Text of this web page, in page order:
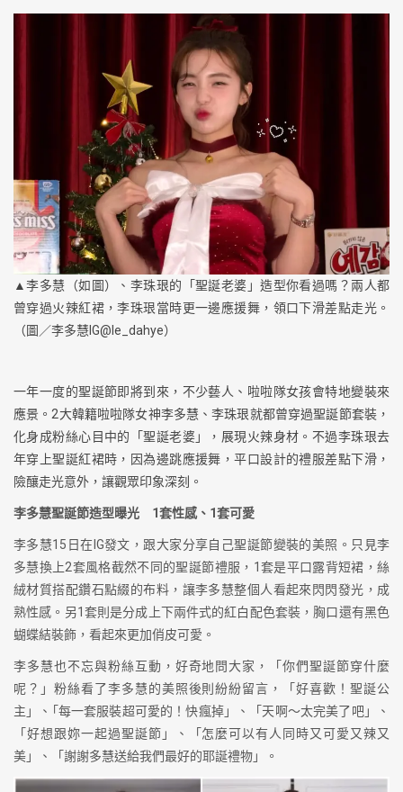
▲李多慧（如圖）、李珠珢的「聖誕老婆」造型你看過嗎？兩人都
曾穿過火辣紅裙，李珠珢當時更一邊應援舞，領口下滑差點走光。
（圖／李多慧IG@le_dahye）
一年一度的聖誕節即將到來，不少藝人、啦啦隊女孩會特地變裝來
應景。2大韓籍啦啦隊女神李多慧、李珠珢就都曾穿過聖誕節套裝，
化身成粉絲心目中的「聖誕老婆」，展現火辣身材。不過李珠珢去
年穿上聖誕紅裙時，因為邊跳應援舞，平口設計的禮服差點下滑，
險釀走光意外，讓觀眾印象深刻。
李多慧聖誕節造型曝光 1套性感、1套可愛
李多慧15日在IG發文，跟大家分享自己聖誕節變裝的美照。只見李
多慧換上2套風格截然不同的聖誕節禮服，1套是平口露背短裙，絲
絨材質搭配鑽石點綴的布料，讓李多慧整個人看起來閃閃發光，成
熟性感。另1套則是分成上下兩件式的紅白配色套裝，胸口還有黑色
蝴蝶結裝飾，看起來更加俏皮可愛。
李多慧也不忘與粉絲互動，好奇地問大家，「你們聖誕節穿什麼
呢？」粉絲看了李多慧的美照後則紛紛留言，「好喜歡！聖誕公
主」、｢每一套服裝超可愛的！快瘋掉」、「天啊～太完美了吧」、
「好想跟妳一起過聖誕節」、「怎麼可以有人同時又可愛又辣又
美」、「謝謝多慧送給我們最好的耶誕禮物」。